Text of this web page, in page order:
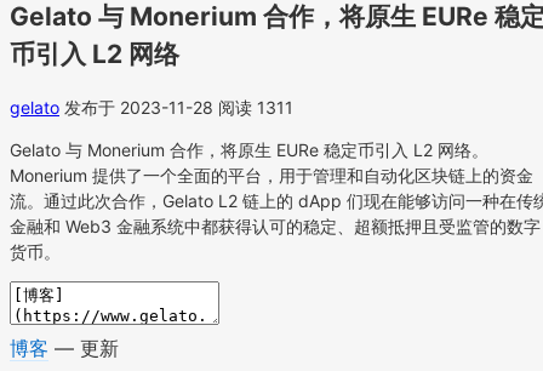
Gelato 与 Monerium 合作，将原生 EURe 稳
币引入 L2 网络
gelato 发布于 2023-11-28 阅读 1311
Gelato 与 Monerium 合作，将原生 EURe 稳定币引入 L2 网络。
Monerium 提供了一个全面的平台，用于管理和自动化区块链上的资金
流。通过此次合作，Gelato L2 链上的 dApp 们现在能够访问一种在传
金融和 Web3 金融系统中都获得认可的稳定、超额抵押且受监管的数字
货币。
博客 — 更新